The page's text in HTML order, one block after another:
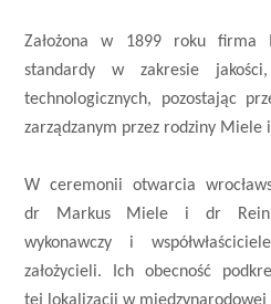
Założona w 1899 roku firma
standardy w zakresie
technologicznych, pozostając
zarządzanym przez rodziny Miele
W ceremonii otwarcia
dr Markus Miele i dr
wykonawczy i
założycieli. Ich obecność